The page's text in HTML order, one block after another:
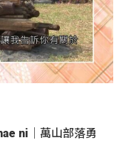
ni｜萬山部落勇